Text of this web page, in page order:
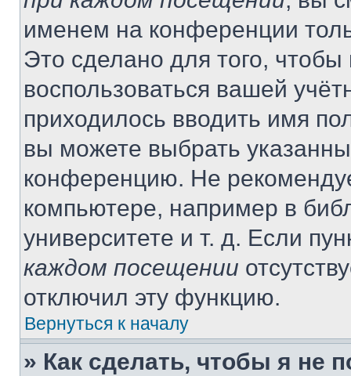
именем на конференции
Это сделано для того, чтобы
воспользоваться вашей
приходилось вводить имя
вы можете выбрать
конференцию. Не
компьютере, например в
университете и т. д. Если
каждом посещении
отключил эту функцию.
Вернуться к началу
» Как сделать, чтобы я не